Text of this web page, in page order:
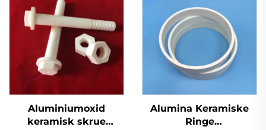
Aluminiumoxid
keramisk skrue
Alumina Keramiske
Ringe